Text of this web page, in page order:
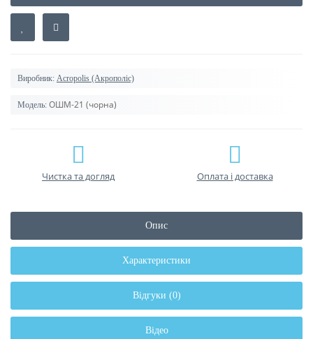
Виробник: Acropolis (Акрополіс)
Модель: ОШМ-21 (чорна)
Чистка та догляд Оплата і доставка
Опис
Характеристики
Відгуки (0)
Відео